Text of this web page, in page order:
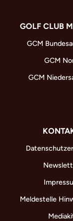
GOLF CLUB
GCM
GCM
GCM
Meldestelle